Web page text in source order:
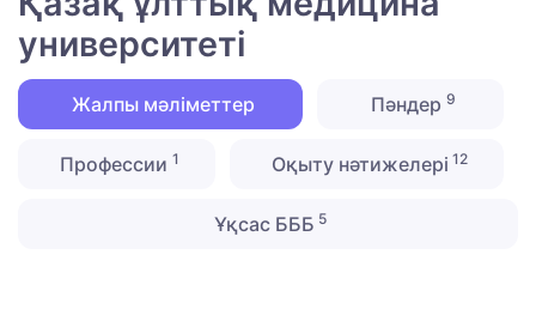
университеті
Жалпы мәліметтер Пәндер 9
Профессии 1 Оқыту нәтижелері 12
Ұқсас БББ 5